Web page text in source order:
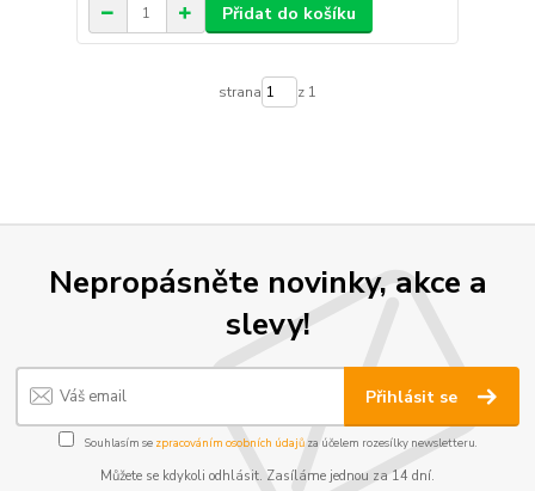
Přidat do košíku
strana z 1
Nepropásněte novinky, akce a
slevy!
Přihlásit se
Souhlasím se zpracováním osobních údajůza účelem rozesílky newsletteru.
Můžete se kdykoli odhlásit. Zasíláme jednou za 14 dní.